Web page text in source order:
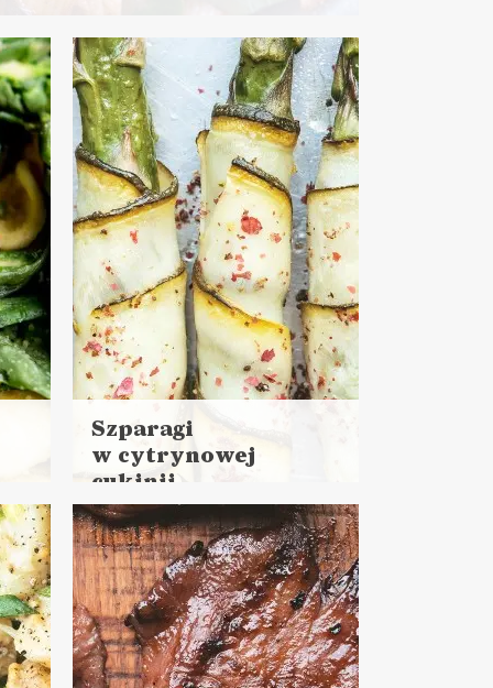
minut
DO PRACY WALENTYNKI ?
Szparagi
w cytrynowej
cukinii
Czytaj
więcej
Czas przygotowania:
do 30 minut
DANIA GŁÓWNE
LUNCHE DO PRACY
PRZYSTAWKI
MAJÓWKA ?